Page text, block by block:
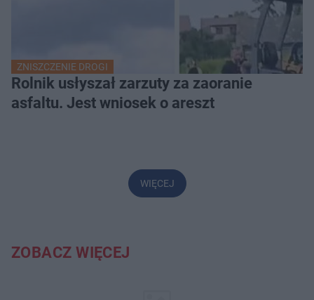
ZNISZCZENIE DROGI
Rolnik usłyszał zarzuty za zaoranie
asfaltu. Jest wniosek o areszt
WIĘCEJ
ZOBACZ WIĘCEJ